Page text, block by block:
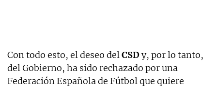
Con todo esto, el deseo delCSDy, por lo tanto,
del Gobierno, ha sido rechazado por una
Federación Española de Fútbol que quiere